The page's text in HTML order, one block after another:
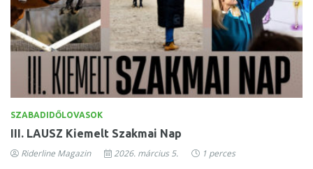
SZABADIDŐLOVASOK
III. LAUSZ Kiemelt Szakmai Nap
Riderline Magazin 2026. március 5. 1 perces